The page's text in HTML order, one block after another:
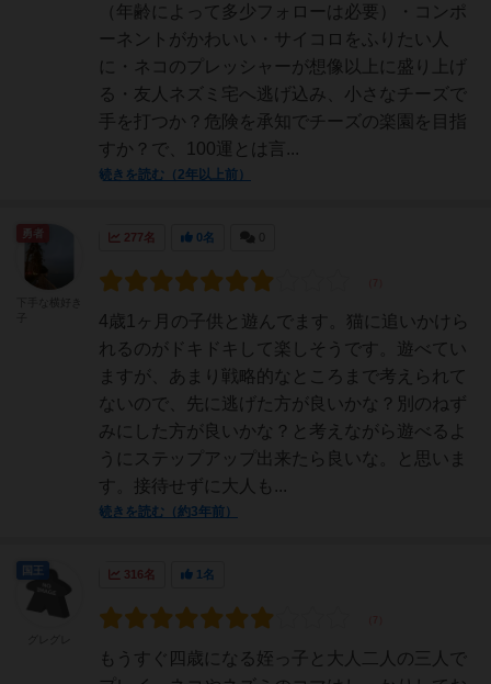
（年齢によって多少フォローは必要）・コンポ
ーネントがかわいい・サイコロをふりたい人
に・ネコのプレッシャーが想像以上に盛り上げ
る・友人ネズミ宅へ逃げ込み、小さなチーズで
手を打つか？危険を承知でチーズの楽園を目指
すか？で、100運とは言...
続きを読む（2年以上前）
277名 0名
4歳1ヶ月の子供と遊んでます。猫に追いかけら
れるのがドキドキして楽しそうです。遊べてい
ますが、あまり戦略的なところまで考えられて
ないので、先に逃げた方が良いかな？別のねず
みにした方が良いかな？と考えながら遊べるよ
うにステップアップ出来たら良いな。と思いま
す。接待せずに大人も...
続きを読む（約3年前）
勇者
316名 1名
もうすぐ四歳になる姪っ子と大人二人の三人で